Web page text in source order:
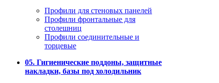
Профили для стеновых панелей
Профили фронтальные для
столешниц
Профили соединительные и
торцевые
05. Гигиенические поддоны, защитные
накладки, базы под холодильник